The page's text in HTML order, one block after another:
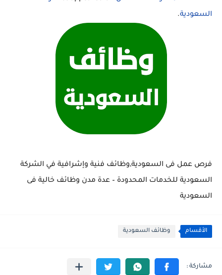
السعودية.
فرص عمل فى السعودية,وظائف فنية وإشرافية في الشركة
السعودية للخدمات المحدودة – عدة مدن وظائف خالية فى
السعودية
الأقسام وظائف السعودية